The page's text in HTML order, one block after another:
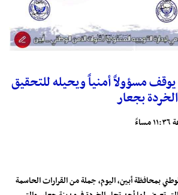
يوقف مسؤولاً أمنياً ويحيله للتحقيق
بجعار
بمحافظة أبين، اليوم، جملة من القرارات الحاسمة